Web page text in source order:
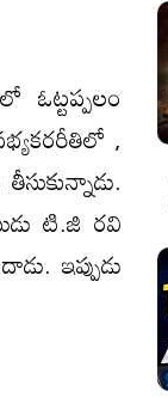
,
టి.జి రవి
ఇప్పుడు